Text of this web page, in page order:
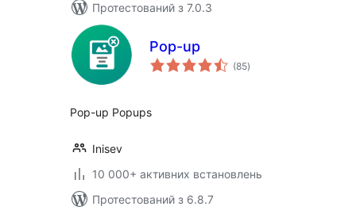
Протестований з 7.0.3
Pop-up
(85загальний
рейтинг
)
Pop-up Popups
Inisev
10 000+ активних встановлень
Протестований з 6.8.7